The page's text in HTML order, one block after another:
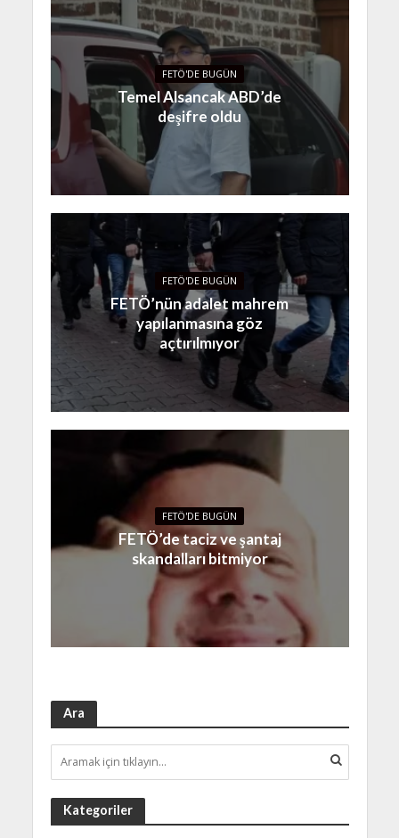
FETÖ'DE BUGÜN
Temel Alsancak ABD’de
deşifre oldu
FETÖ'DE BUGÜN
FETÖ’nün adalet mahrem
yapılanmasına göz
açtırılmıyor
FETÖ'DE BUGÜN
FETÖ’de taciz ve şantaj
skandalları bitmiyor
Ara
Kategoriler